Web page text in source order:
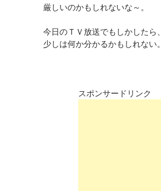
厳しいのかもしれないな～。
今日のＴＶ放送でもしかしたら、
少しは何か分かるかもしれない。
スポンサードリンク